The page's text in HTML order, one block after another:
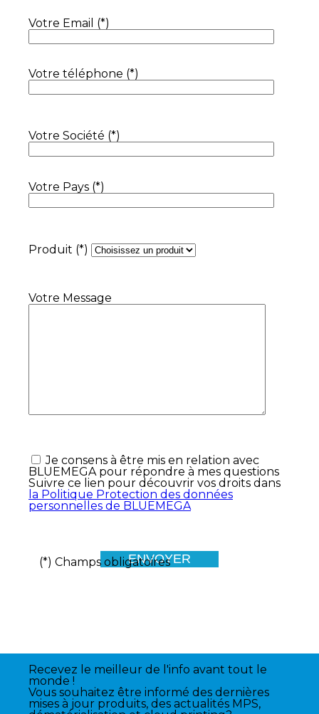
Votre Email (*)
Votre téléphone (*)
Votre Société (*)
Votre Pays (*)
Produit (*)
Votre Message
Je consens à être mis en relation avec
BLUEMEGA pour répondre à mes questions
Suivre ce lien pour découvrir vos droits dans
la Politique Protection des données
personnelles de BLUEMEGA
(*) Champs obligatoires
Recevez le meilleur de l'info avant tout le
monde !
Vous souhaitez être informé des dernières
mises à jour produits, des actualités MPS,